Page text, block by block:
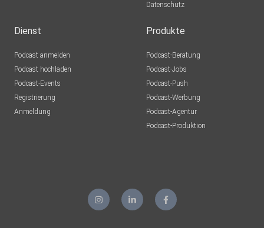
Datenschutz
Dienst
Podcast anmelden
Podcast hochladen
Podcast-Events
Registrierung
Anmeldung
Produkte
Podcast-Beratung
Podcast-Jobs
Podcast-Push
Podcast-Werbung
Podcast-Agentur
Podcast-Produktion